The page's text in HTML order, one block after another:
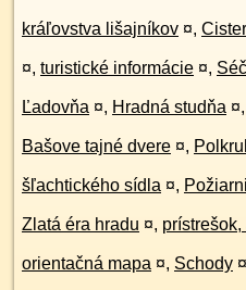
kráľovstva lišajníkov ¤,
¤, turistické informácie ¤,
Ľadovňa ¤, Hradná studňa ¤,
Bašove tajné dvere ¤,
šľachtického sídla ¤,
Zlatá éra hradu ¤,
orientačná mapa ¤, Schody ¤